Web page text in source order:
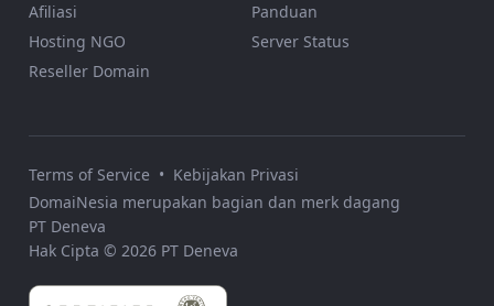
Afiliasi
Hosting NGO
Reseller Domain
Panduan
Server Status
Terms of Service • Kebijakan Privasi
DomaiNesia merupakan bagian dan merk dagang
PT Deneva
Hak Cipta © 2026 PT Deneva